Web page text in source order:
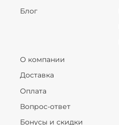
Блог
О компании
Доставка
Оплата
Вопрос-ответ
Бонусы и скидки